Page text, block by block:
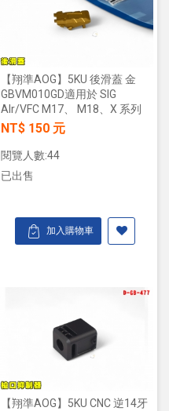
【翔準AOG】5KU 後滑蓋 金
GBVM010GD適用於 SIG
Alr/VFC M17、 M18、X 系列
NT$ 150 元
閱覽人數:44
已出售
加入購物車
【翔準AOG】5KU CNC 逆14牙